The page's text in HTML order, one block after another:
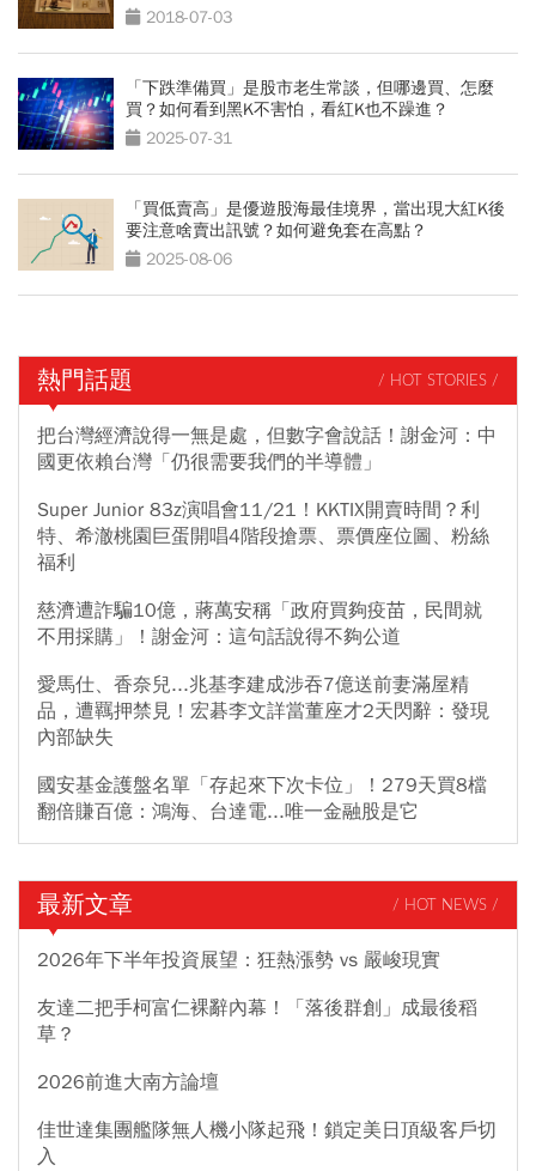
2018-07-03
「下跌準備買」是股市老生常談，但哪邊買、怎麼
買？如何看到黑K不害怕，看紅K也不躁進？
2025-07-31
「買低賣高」是優遊股海最佳境界，當出現大紅K後
要注意啥賣出訊號？如何避免套在高點？
2025-08-06
熱門話題 / HOT STORIES /
把台灣經濟說得一無是處，但數字會說話！謝金河：中
國更依賴台灣「仍很需要我們的半導體」
Super Junior 83z演唱會11/21！KKTIX開賣時間？利
特、希澈桃園巨蛋開唱4階段搶票、票價座位圖、粉絲
福利
慈濟遭詐騙10億，蔣萬安稱「政府買夠疫苗，民間就
不用採購」！謝金河：這句話說得不夠公道
愛馬仕、香奈兒...兆基李建成涉吞7億送前妻滿屋精
品，遭羈押禁見！宏碁李文詳當董座才2天閃辭：發現
內部缺失
國安基金護盤名單「存起來下次卡位」！279天買8檔
翻倍賺百億：鴻海、台達電...唯一金融股是它
最新文章 / HOT NEWS /
2026年下半年投資展望：狂熱漲勢 vs 嚴峻現實
友達二把手柯富仁裸辭內幕！「落後群創」成最後稻
草？
2026前進大南方論壇
佳世達集團艦隊無人機小隊起飛！鎖定美日頂級客戶切
入